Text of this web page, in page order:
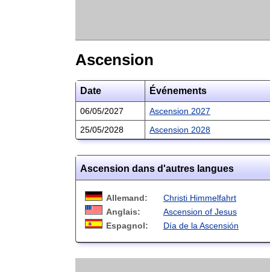
Ascension
Date Événements
06/05/2027
Ascension 2027
25/05/2028
Ascension 2028
Ascension dans d'autres langues
Allemand:
Christi Himmelfahrt
Anglais:
Ascension of Jesus
Espagnol:
Día de la Ascensión